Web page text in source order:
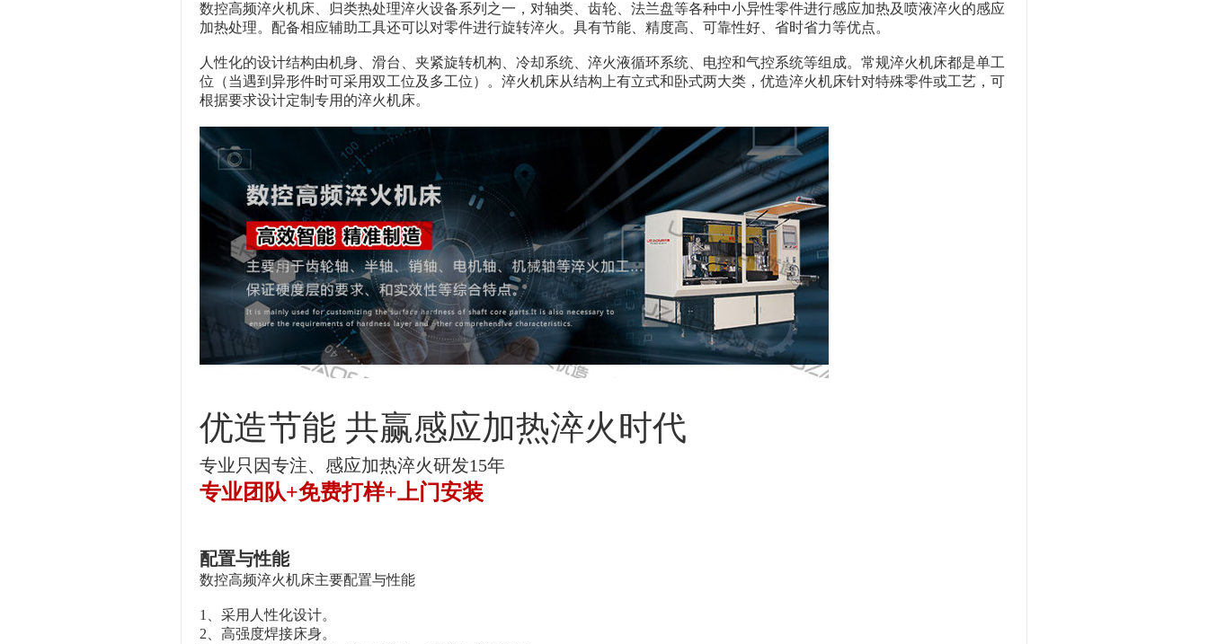
数控高频淬火机床 、归类热处理淬火设备系列之一，对轴类、齿轮、法兰盘等各种中小异性零件进行感应加热及喷液淬火的感应
加热处理。配备相应辅助工具还可以对零件进行旋转淬火。具有节能、精度高、可靠性好、省时省力等优点。
人性化的设计结构由机身、滑台、夹紧旋转机构、冷却系统、淬火液循环系统、电控和气控系统等组成。常规淬火机床都是单工
位（当遇到异形件时可采用双工位及多工位）。淬火机床从结构上有立式和卧式两大类， 优造淬火机床针对特殊零件或工艺，可
根据要求设计定制专用的淬火机床。
优造节能 共赢感应加热淬火时代
专业只因专注、感应加热淬火研发15年
专业团队+免费打样+上门安装
配置与性能
数控高频淬火机床主要配置与性能
1、采用人性化设计。
2、高强度焊接床身。